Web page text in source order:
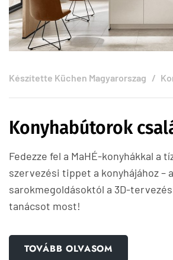
Készítette Küchen Magyarorszag
Konyhabútorok
Fedezze fel a MaHÉ-konyhákkal a
szervezési tippet a konyhájához –
sarokmegoldásoktól a 3D-
tanácsot most!
TOVÁBB OLVASOM